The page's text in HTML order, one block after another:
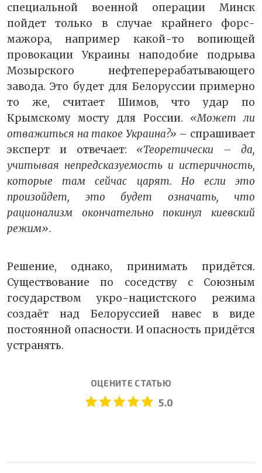
специальной военной операции Минск
пойдет только в случае крайнего форс-
мажора, например какой-то вопиющей
провокации Украины наподобие подрыва
Мозырского нефтеперерабатывающего
завода. Это будет для Белоруссии примерно
то же, считает Шимов, что удар по
Крымскому мосту для России. «Может ли
отважиться на такое Украина?» – спрашивает
эксперт и отвечает: «Теоретически – да,
учитывая непредсказуемость и истеричность,
которые там сейчас царят. Но если это
произойдет, это будет означать, что
рационализм окончательно покинул киевский
режим».
Решение, однако, принимать придётся.
Существование по соседству с Союзным
государством укро-нацистского режима
создаёт над Белоруссией навес в виде
постоянной опасности. И опасность придётся
устранять.
ОЦЕНИТЕ СТАТЬЮ
5.0